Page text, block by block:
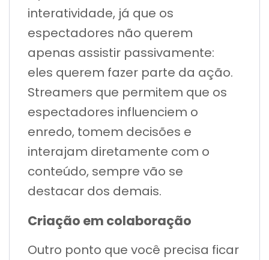
interatividade, já que os
espectadores não querem
apenas assistir passivamente:
eles querem fazer parte da ação.
Streamers que permitem que os
espectadores influenciem o
enredo, tomem decisões e
interajam diretamente com o
conteúdo, sempre vão se
destacar dos demais.
Criação em colaboração
Outro ponto que você precisa ficar